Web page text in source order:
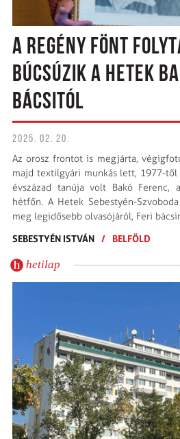
A REGÉNY FÖNT
BÚCSÚZIK A HETEK
BÁCSITÓL
2025. 02. 20.
Az orosz frontot is megjárta,
majd textilgyári munkás lett, 1977-
évszázad tanúja volt Bakó
hétfőn. A Hetek Sebestyén-
meg legidősebb olvasójáról, Feri
SEBESTYÉN ISTVÁN / BELFÖLD
hetilap